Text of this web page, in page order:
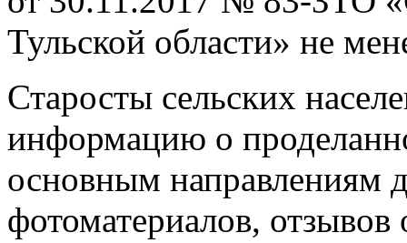
Тульской области» не
Старосты сельских
информацию о
основным направлениям
фотоматериалов,